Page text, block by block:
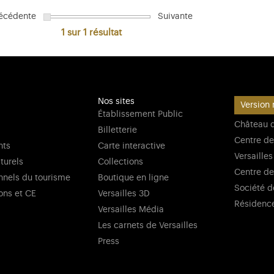
Suivante
1 sur 1 résultat
du tourisme
et CE
Nos sites
Établissement Public
Billetterie
Carte interactive
Collections
Boutique en ligne
Versailles 3D
Versailles Média
Les carnets de Versailles
Press
Version
Château
Centre
Versailles
Centre
Société